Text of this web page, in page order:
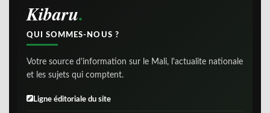
Kibaru
QUI SOMMES-NOUS ?
Votre source d'information sur le Mali, l'actualite nationale
et les sujets qui comptent.
Ligne éditoriale du site